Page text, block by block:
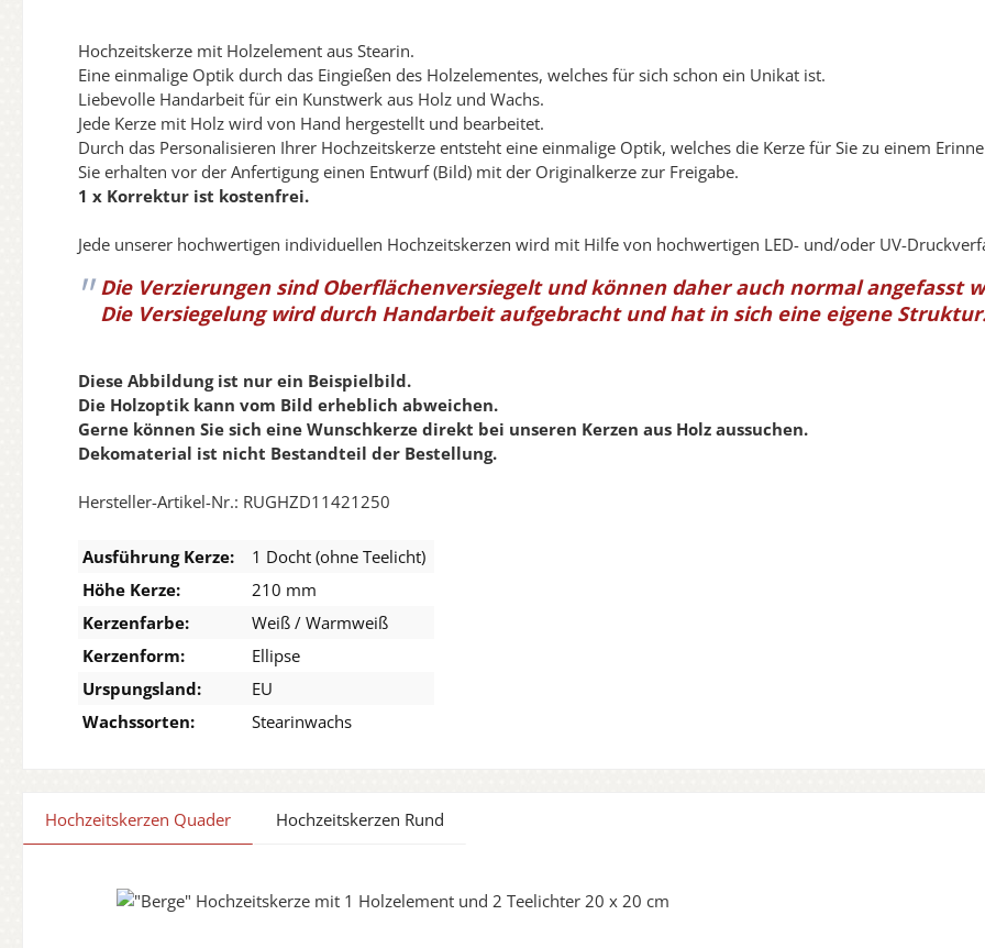
Hochzeitskerze mit Holzelement aus Stearin.
Eine einmalige Optik durch das Eingießen des Holzelementes, welches für sich schon ein Unikat ist.
Liebevolle Handarbeit für ein Kunstwerk aus Holz und Wachs.
Jede Kerze mit Holz wird von Hand hergestellt und bearbeitet.
Durch das Personalisieren Ihrer Hochzeitskerze entsteht eine einmalige Optik, welches die Kerze für Sie zu einem
Sie erhalten vor der Anfertigung einen Entwurf (Bild) mit der Originalkerze zur Freigabe.
1 x Korrektur ist kostenfrei.
Jede unserer hochwertigen individuellen Hochzeitskerzen wird mit Hilfe von hochwertigen LED- und/oder UV-
Die Verzierungen sind Oberflächenversiegelt und können daher auch normal angefasst
Die Versiegelung wird durch Handarbeit aufgebracht und hat in sich eine eigene
Diese Abbildung ist nur ein Beispielbild.
Die Holzoptik kann vom Bild erheblich abweichen.
Gerne können Sie sich eine Wunschkerze direkt bei unseren Kerzen aus Holz aussuchen.
Dekomaterial ist nicht Bestandteil der Bestellung.
Hersteller-Artikel-Nr.: RUGHZD11421250
Ausführung Kerze:
1 Docht (ohne Teelicht)
Höhe Kerze:
210 mm
Kerzenfarbe:
Weiß / Warmweiß
Kerzenform:
Ellipse
Urspungsland:
EU
Wachssorten:
Stearinwachs
Hochzeitskerzen Quader Hochzeitskerzen Rund